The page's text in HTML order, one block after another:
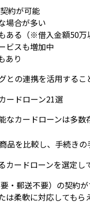
約が可能
場合が多い
ある（※借入金額50万
ビスも増加中
あり
との連携を活用する
ードローン21選
なカードローンは多
品を比較し、手続き
ードローンを選定し
・郵送不要）の契約
は柔軟に対応してもら